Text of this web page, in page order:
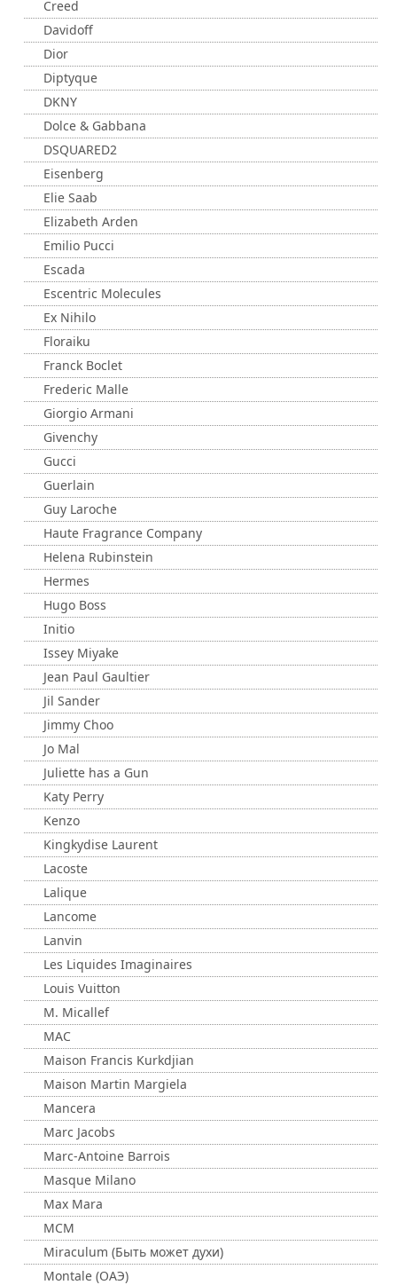
Creed
Davidoff
Dior
Diptyque
DKNY
Dolce & Gabbana
DSQUARED2
Eisenberg
Elie Saab
Elizabeth Arden
Emilio Pucci
Escada
Escentric Molecules
Ex Nihilo
Floraiku
Franck Boclet
Frederic Malle
Giorgio Armani
Givenchy
Gucci
Guerlain
Guy Laroche
Haute Fragrance Company
Helena Rubinstein
Hermes
Hugo Boss
Initio
Issey Miyake
Jean Paul Gaultier
Jil Sander
Jimmy Choo
Jo Mal
Juliette has a Gun
Katy Perry
Kenzo
Kingkydise Laurent
Lacoste
Lalique
Lancome
Lanvin
Les Liquides Imaginaires
Louis Vuitton
M. Micallef
MAC
Maison Francis Kurkdjian
Maison Martin Margiela
Mancera
Marc Jacobs
Marc-Antoine Barrois
Masque Milano
Max Mara
MCM
Miraculum (Быть может духи)
Montale (ОАЭ)